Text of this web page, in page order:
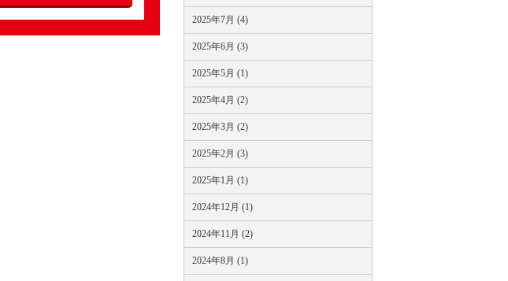
2025年7月 (4)
2025年6月 (3)
2025年5月 (1)
2025年4月 (2)
2025年3月 (2)
2025年2月 (3)
2025年1月 (1)
2024年12月 (1)
2024年11月 (2)
2024年8月 (1)